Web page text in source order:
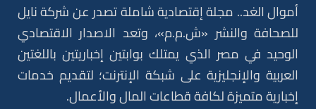
أموال الغد.. مجلة إقتصادية شاملة تصدر عن شركة نايل
للصحافة والنشر «ش.م.م»، وتعد الاصدار الاقتصادي
الوحيد في مصر الذي يمتلك بوابتين إخباريتين باللغتين
العربية والإنجليزية على شبكة الإنترنت؛ لتقديم خدمات
إخبارية متميزة لكافة قطاعات المال والأعمال.